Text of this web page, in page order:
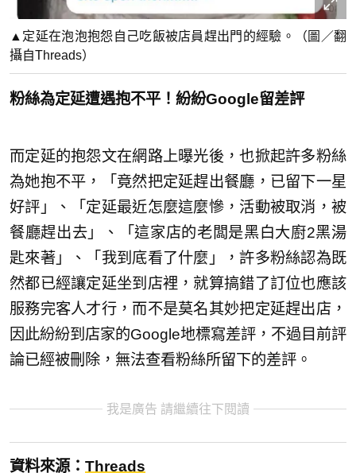
▲定延在泡泡抱怨自己吃飯被店員趕出門的經驗。（圖／翻
攝自Threads）
粉絲為定延遭遇抱不平！紛紛Google留差評
而定延的抱怨文在網路上曝光後，也掀起許多粉絲
為她抱不平，「竟然把定延趕出餐廳，已留下一星
好評」、「定延最近怎麼這麼慘，活動被取消，被
餐廳趕出去」、「這家店的老闆是黑白大廚2黑湯
匙來著」、「我到底看了什麼」，許多粉絲認為既
然都已經讓定延坐到店裡，就算搞錯了訂位也應該
服務完客人才行，而不是莫名其妙把定延趕出店，
因此紛紛到店家的Google地標寫差評，不過目前評
論已經被刪除，無法查看粉絲所留下的差評。
我是廣告 請繼續往下閱讀
資料來源： Threads